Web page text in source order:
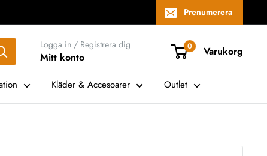
Prenumerera
Logga in / Registrera dig
Mitt konto
0 Varukorg
Kläder & Accesoarer Outlet